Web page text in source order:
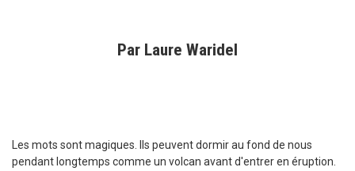
Par Laure Waridel
Les mots sont magiques. Ils peuvent dormir au fond de nous
pendant longtemps comme un volcan avant d'entrer en éruption.